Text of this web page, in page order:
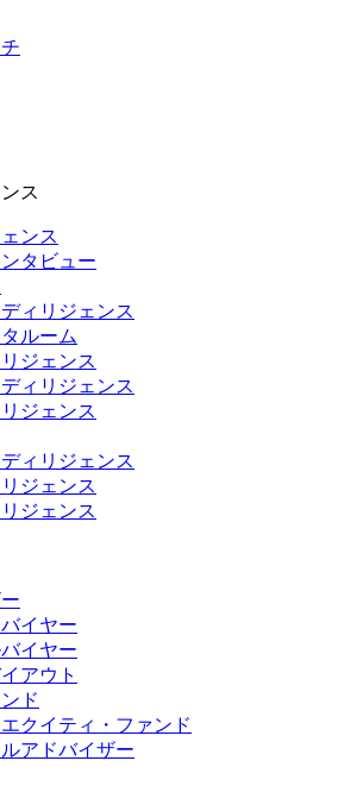
ス
ンス
タビュー
ィリジェンス
ルーム
ジェンス
ィリジェンス
ジェンス
ィリジェンス
ジェンス
ジェンス
イヤー
イヤー
アウト
ド
クイティ・ファンド
アドバイザー